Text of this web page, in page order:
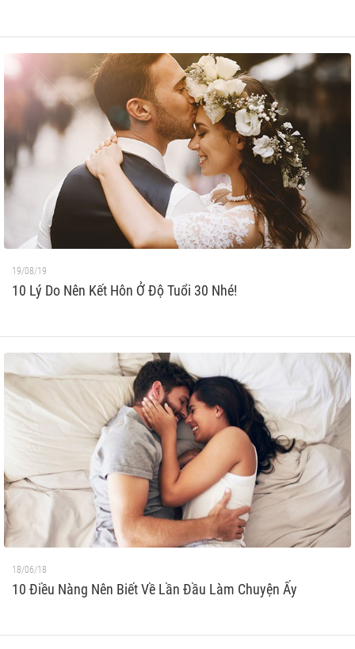
19/08/19
10 Lý Do Nên Kết Hôn Ở Độ Tuổi 30 Nhé!
18/06/18
10 Điều Nàng Nên Biết Về Lần Đầu Làm Chuyện Ấy